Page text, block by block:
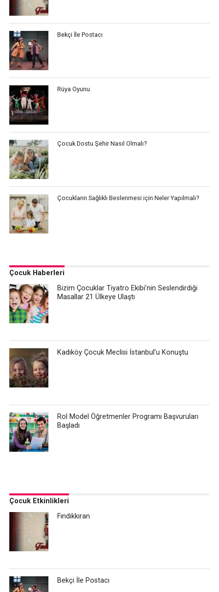
Bekçi İle Postacı
Rüya Oyunu
Çocuk Dostu Şehir Nasıl Olmalı?
Çocukların Sağlıklı Beslenmesi için Neler Yapılmalı?
Çocuk Haberleri
Bizim Çocuklar Tiyatro Ekibi’nin Seslendirdiği
Masallar 21 Ülkeye Ulaştı
Kadıköy Çocuk Meclisi İstanbul’u Konuştu
Rol Model Öğretmenler Programı Başvuruları
Başladı
Çocuk Etkinlikleri
Fındıkkıran
Bekçi İle Postacı